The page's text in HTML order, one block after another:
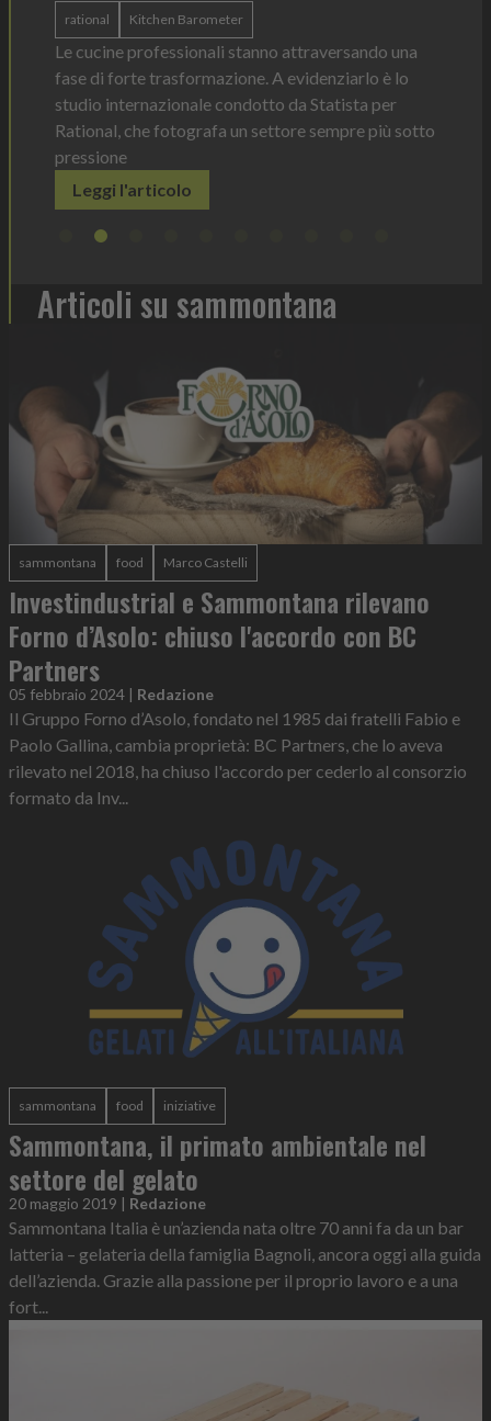
una
è lo
Statista per
sempre più sotto
dosaggio sempre sotto controllo
Leggi l'articolo
Articoli su sammontana
sammontana food Marco Castelli
Investindustrial e Sammontana rilevano
Forno d’Asolo: chiuso l'accordo con BC
Partners
05 febbraio 2024 | Redazione
Il Gruppo Forno d’Asolo, fondato nel 1985 dai fratelli Fabio e
Paolo Gallina, cambia proprietà: BC Partners, che lo aveva
rilevato nel 2018, ha chiuso l'accordo per cederlo al consorzio
formato da Inv...
sammontana food iniziative
Sammontana, il primato ambientale nel
settore del gelato
20 maggio 2019 | Redazione
Sammontana Italia è un’azienda nata oltre 70 anni fa da un bar
latteria – gelateria della famiglia Bagnoli, ancora oggi alla guida
dell’azienda. Grazie alla passione per il proprio lavoro e a una
fort...